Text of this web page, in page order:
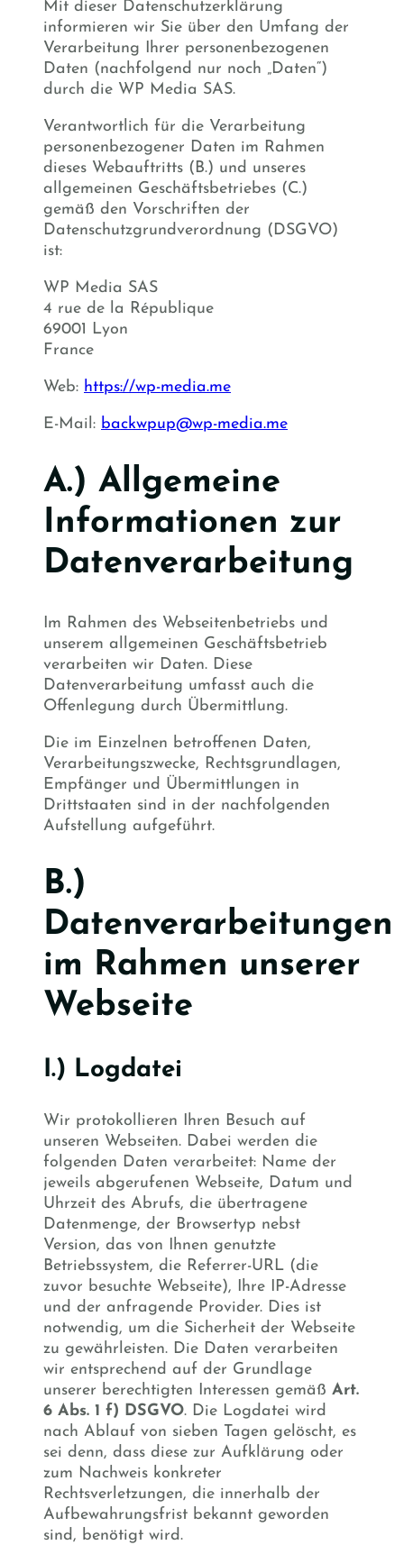
Mit dieser Datenschutzerklärung
informieren wir Sie über den Umfang der
Verarbeitung Ihrer personenbezogenen
Daten (nachfolgend nur noch „Daten“)
durch die WP Media SAS.
Verantwortlich für die Verarbeitung
personenbezogener Daten im Rahmen
dieses Webauftritts (B.) und unseres
allgemeinen Geschäftsbetriebes (C.)
gemäß den Vorschriften der
Datenschutzgrundverordnung (DSGVO)
ist:
WP Media SAS
4 rue de la République
69001 Lyon
France
Web: https://wp-media.me
E-Mail: backwpup@wp-media.me
A.) Allgemeine
Informationen zur
Datenverarbeitung
Im Rahmen des Webseitenbetriebs und
unserem allgemeinen Geschäftsbetrieb
verarbeiten wir Daten. Diese
Datenverarbeitung umfasst auch die
Offenlegung durch Übermittlung.
Die im Einzelnen betroffenen Daten,
Verarbeitungszwecke, Rechtsgrundlagen,
Empfänger und Übermittlungen in
Drittstaaten sind in der nachfolgenden
Aufstellung aufgeführt.
B.)
Datenverarbeitungen
im Rahmen unserer
Webseite
I.) Logdatei
Wir protokollieren Ihren Besuch auf
unseren Webseiten. Dabei werden die
folgenden Daten verarbeitet: Name der
jeweils abgerufenen Webseite, Datum und
Uhrzeit des Abrufs, die übertragene
Datenmenge, der Browsertyp nebst
Version, das von Ihnen genutzte
Betriebssystem, die Referrer-URL (die
zuvor besuchte Webseite), Ihre IP-Adresse
und der anfragende Provider. Dies ist
notwendig, um die Sicherheit der Webseite
zu gewährleisten. Die Daten verarbeiten
wir entsprechend auf der Grundlage
unserer berechtigten Interessen gemäß Art.
6 Abs. 1 f) DSGVO. Die Logdatei wird
nach Ablauf von sieben Tagen gelöscht, es
sei denn, dass diese zur Aufklärung oder
zum Nachweis konkreter
Rechtsverletzungen, die innerhalb der
Aufbewahrungsfrist bekannt geworden
sind, benötigt wird.